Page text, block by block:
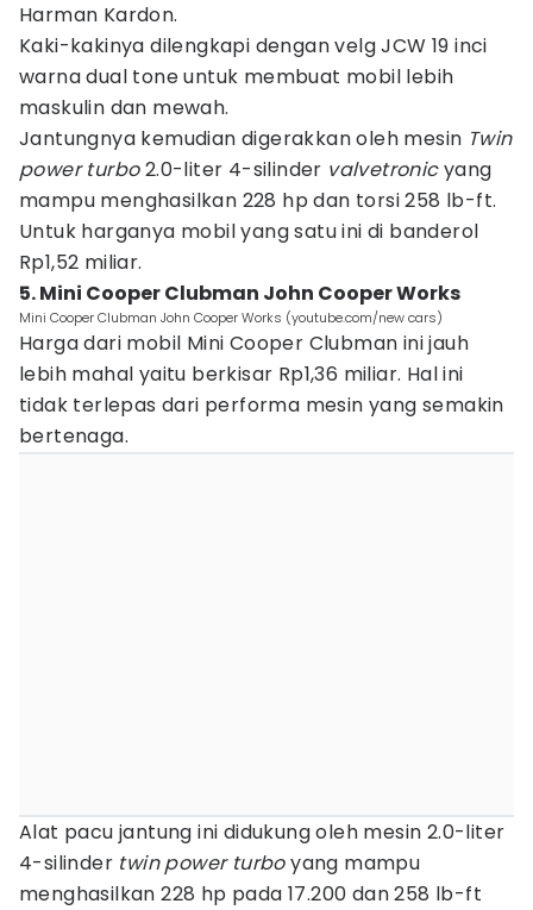
Harman Kardon.
Kaki-kakinya dilengkapi dengan velg JCW 19 inci
warna dual tone untuk membuat mobil lebih
maskulin dan mewah.
Jantungnya kemudian digerakkan oleh mesin Twin
power turbo2.0-liter 4-silinder valvetronicyang
mampu menghasilkan 228 hp dan torsi 258 lb-ft.
Untuk harganya mobil yang satu ini di banderol
Rp1,52 miliar.
5. Mini Cooper Clubman John Cooper Works
Mini Cooper Clubman John Cooper Works (youtube.com/new cars)
Harga dari mobil Mini Cooper Clubman ini jauh
lebih mahal yaitu berkisar Rp1,36 miliar. Hal ini
tidak terlepas dari performa mesin yang semakin
bertenaga.
Alat pacu jantung ini didukung oleh mesin 2.0-liter
4-silinder twin power turboyang mampu
menghasilkan 228 hp pada 17.200 dan 258 lb-ft